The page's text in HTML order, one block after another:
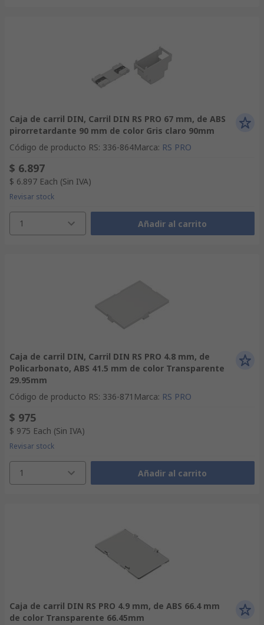
Caja de carril DIN, Carril DIN RS PRO 67 mm, de ABS
pirorretardante 90 mm de color Gris claro 90mm
Código de producto RS: 336-864Marca: RS PRO
$ 6.897
$ 6.897 Each (Sin IVA)
Revisar stock
1 Añadir al carrito
Caja de carril DIN, Carril DIN RS PRO 4.8 mm, de
Policarbonato, ABS 41.5 mm de color Transparente
29.95mm
Código de producto RS: 336-871 Marca: RS PRO
$ 975
$ 975 Each (Sin IVA)
Revisar stock
1 Añadir al carrito
Caja de carril DIN RS PRO 4.9 mm, de ABS 66.4 mm
de color Transparente 66.45mm